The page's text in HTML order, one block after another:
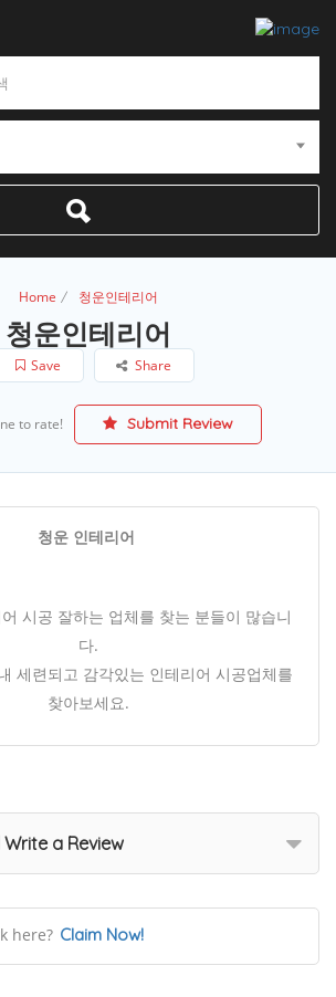
Home 청운인테리어
청운인테리어
Save Share
to rate! Submit Review
청운 인테리어
시공 잘하는 업체를 찾는 분들이 많습니
다.
세련되고 감각있는 인테리어 시공업체를
찾아보세요.
a Review
here? Claim Now!